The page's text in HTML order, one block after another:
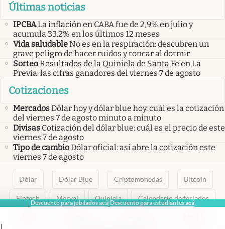
Descuento para jubilados acá|Descuento para estudiantes acá
Últimas noticias
IPCBALa inflación en CABA fue de 2,9% en julio y
acumula 33,2% en los últimos 12 meses
Vida saludableNo es en la respiración: descubren un
grave peligro de hacer ruidos y roncar al dormir
SorteoResultados de la Quiniela de Santa Fe en La
Previa: las cifras ganadores del viernes 7 de agosto
Cotizaciones
MercadosDólar hoy y dólar blue hoy: cuál es la cotización
del viernes 7 de agosto minuto a minuto
Divisas Cotización del dólar blue: cuál es el precio de este
viernes 7 de agosto
Tipo de cambioDólar oficial: así abre la cotización este
viernes 7 de agosto
Dólar Dólar Blue Criptomonedas Bitcoin
Fintech Merval Quiniela Calendario de feriados